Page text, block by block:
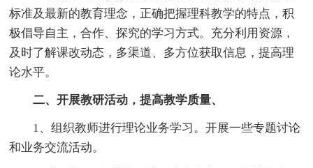
标准及最新的教育理念，正确把握理科教学的特点，积
极倡导自主，合作、探究的学习方式。充分利用资源，
及时了解课改动态，多渠道、多方位获取信息，提高理
论水平。
二、开展教研活动，提高教学质量、
1、组织教师进行理论业务学习。开展一些专题讨论
和业务交流活动。